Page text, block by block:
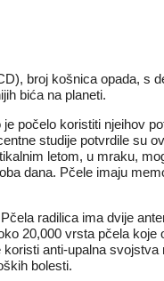
broj košnica opada,
bića na planeti.
počelo koristiti njeihov
studije potvrdile su
letom, u mraku,
dana. Pčele imaju
radilica ima dvije
20,000 vrsta pčela
anti-upalna
bolesti.